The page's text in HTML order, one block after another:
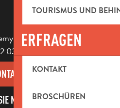
TOURISMUS UND
ERFRAGEN
KONTAKT
BROSCHÜREN
- 13400 Aubagne
03 49 98
NICHT UNSEREN